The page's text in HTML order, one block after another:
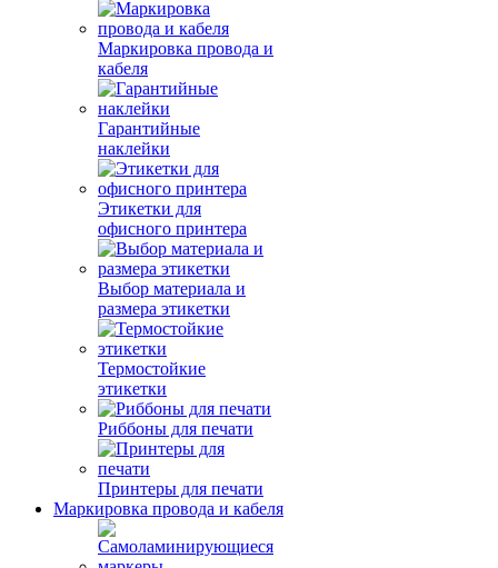
Маркировка провода и
кабеля
Гарантийные
наклейки
Этикетки для
офисного принтера
Выбор материала и
размера этикетки
Термостойкие
этикетки
Риббоны для печати
Принтеры для печати
Маркировка провода и кабеля